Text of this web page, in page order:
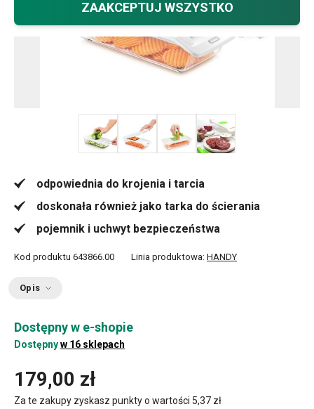
ZAAKCEPTUJ WSZYSTKO
odpowiednia do krojenia i tarcia
doskonała również jako tarka do ścierania
pojemnik i uchwyt bezpieczeństwa
Kod produktu 643866.00 Linia produktowa: HANDY
Opis
Dostępny w e-shopie
Dostępnyw 16 sklepach
179,00 zł
Za te zakupy zyskasz punkty o wartości 5,37 zł